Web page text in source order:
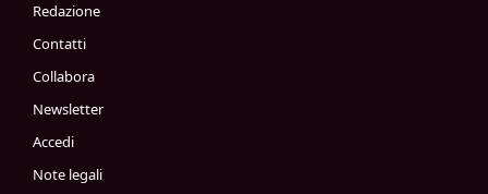
Redazione
Contatti
Collabora
Newsletter
Accedi
Note legali